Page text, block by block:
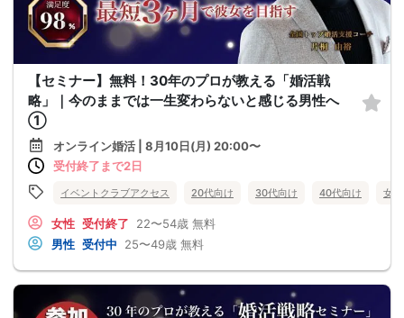
【セミナー】無料！30年のプロが教える「婚活戦
略」｜今のままでは一生変わらないと感じる男性へ
①
オンライン婚活 | 8月10日(月) 20:00〜
受付終了まで2日
イベントクラブアクセス 20代向け 30代向け 40代向け 女
女性 受付終了 22〜54歳 無料
男性 受付中 25〜49歳 無料